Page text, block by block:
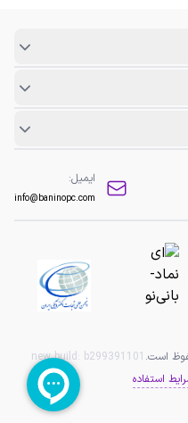
ایمیل:
info@baninopc.com
است. new build: b299391101
استفاده